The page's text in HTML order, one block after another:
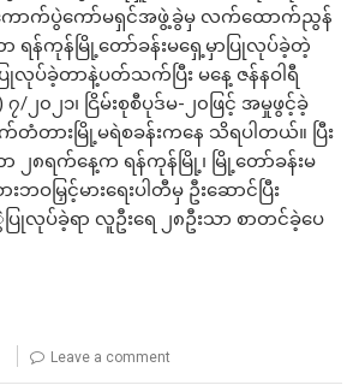
ကောက်ပွဲကော်မရှင်အဖွဲ့ခွဲမှ လက်ထောက်ညွန်
ဟာ ရန်ကုန်မြို့တော်ခန်းမရှေ့မှာပြုလုပ်ခဲ့တဲ့
ပ်ခဲ့တာနဲ့ပတ်သက်ပြီး မနေ့ ဇန်နဝါရီ
၂၀၂၁၊ ငြိမ်းစုစီပုဒ်မ-၂၀ဖြင့် အမှုဖွင့်ခဲ့
တံတားမြို့မရဲစခန်းကနေ သိရပါတယ်။ ပြီး
၂၈ရက်နေ့က ရန်ကုန်မြို့၊ မြို့တော်ခန်းမ
ဘဝမြှင့်မားရေးပါတီမှ ဦးဆောင်ပြီး
ပ်ခဲ့ရာ လူဦးရေ ၂၈ဦးသာ စာတင်ခဲ့ပေ
Leave a comment